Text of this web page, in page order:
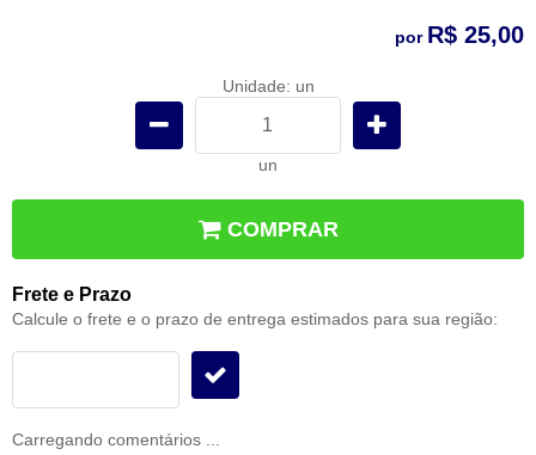
por R$ 25,00
Unidade: un
un
COMPRAR
Frete e Prazo
Calcule o frete e o prazo de entrega estimados para sua região:
Carregando comentários ...